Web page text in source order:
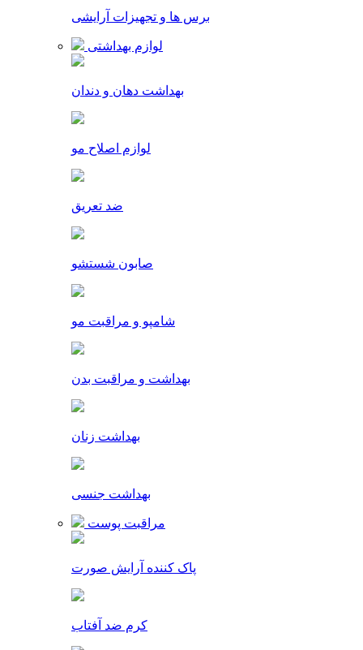
برس ها و تجهیزات آرایشی
لوازم بهداشتی
بهداشت دهان و دندان
لوازم اصلاح مو
ضد تعریق
صابون شستشو
شامپو و مراقبت مو
بهداشت و مراقبت بدن
بهداشت زنان
بهداشت جنسی
مراقبت پوست
پاک کننده آرایش صورت
کرم ضد آفتاب